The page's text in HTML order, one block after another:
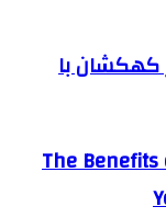
کهکشان با
The